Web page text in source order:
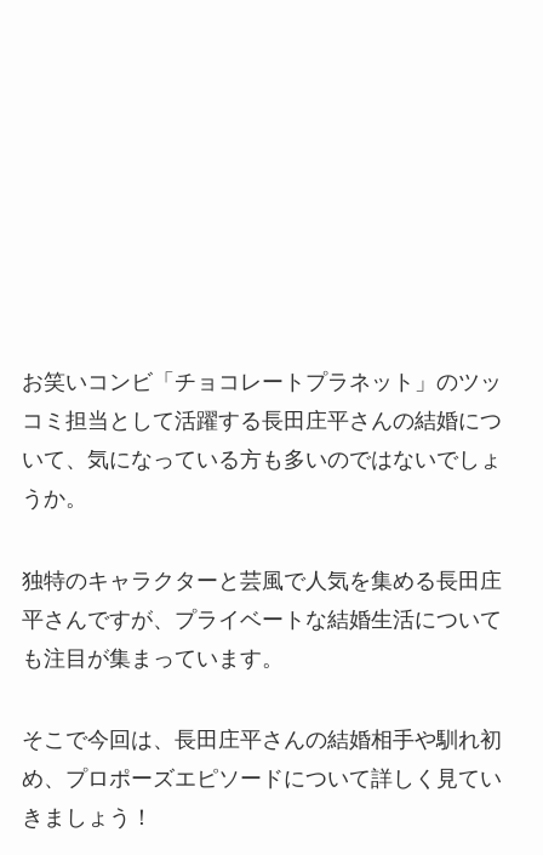
お笑いコンビ「チョコレートプラネット」のツッ
コミ担当として活躍する長田庄平さんの結婚につ
いて、気になっている方も多いのではないでしょ
うか。
独特のキャラクターと芸風で人気を集める長田庄
平さんですが、プライベートな結婚生活について
も注目が集まっています。
そこで今回は、長田庄平さんの結婚相手や馴れ初
め、プロポーズエピソードについて詳しく見てい
きましょう！